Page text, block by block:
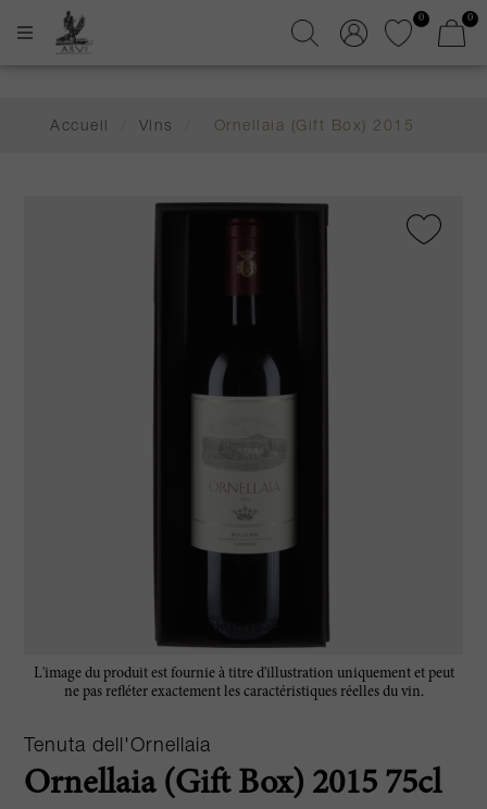
0 0
Accueil Vins Ornellaia (Gift Box) 2015
L'image du produit est fournie à titre d'illustration uniquement et peut
ne pas refléter exactement les caractéristiques réelles du vin.
Tenuta dell'Ornellaia
Ornellaia (Gift Box) 2015 75cl